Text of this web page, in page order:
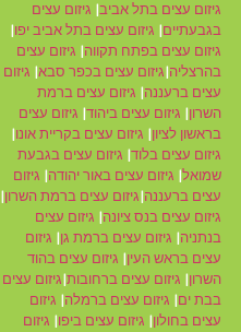
גיזום עצים בתל אביב| גיזום עצים
בגבעתיים| גיזום עצים בתל אביב יפו|
גיזום עצים בפתח תקווה| גיזום עצים
בהרצליה|גיזום עצים בכפר סבא| גיזום
עצים ברעננה| גיזום עצים ברמת
השרון| גיזום עצים ביהוד| גיזום עצים
בראשון לציון| גיזום עצים בקריית אונו|
גיזום עצים בלוד| גיזום עצים בגבעת
שמואל| גיזום עצים באור יהודה| גיזום
עצים ברעננה|גיזום עצים ברמת השרון|
גיזום עצים בנס ציונה| גיזום עצים
בנתניה| גיזום עצים ברמת גן| גיזום
עצים בראש העין| גיזום עצים בהוד
השרון| גיזום עצים ברחובות|גיזום עצים
בבת ים| גיזום עצים ברמלה| גיזום
עצים בחולון| גיזום עצים ביפו| גיזום